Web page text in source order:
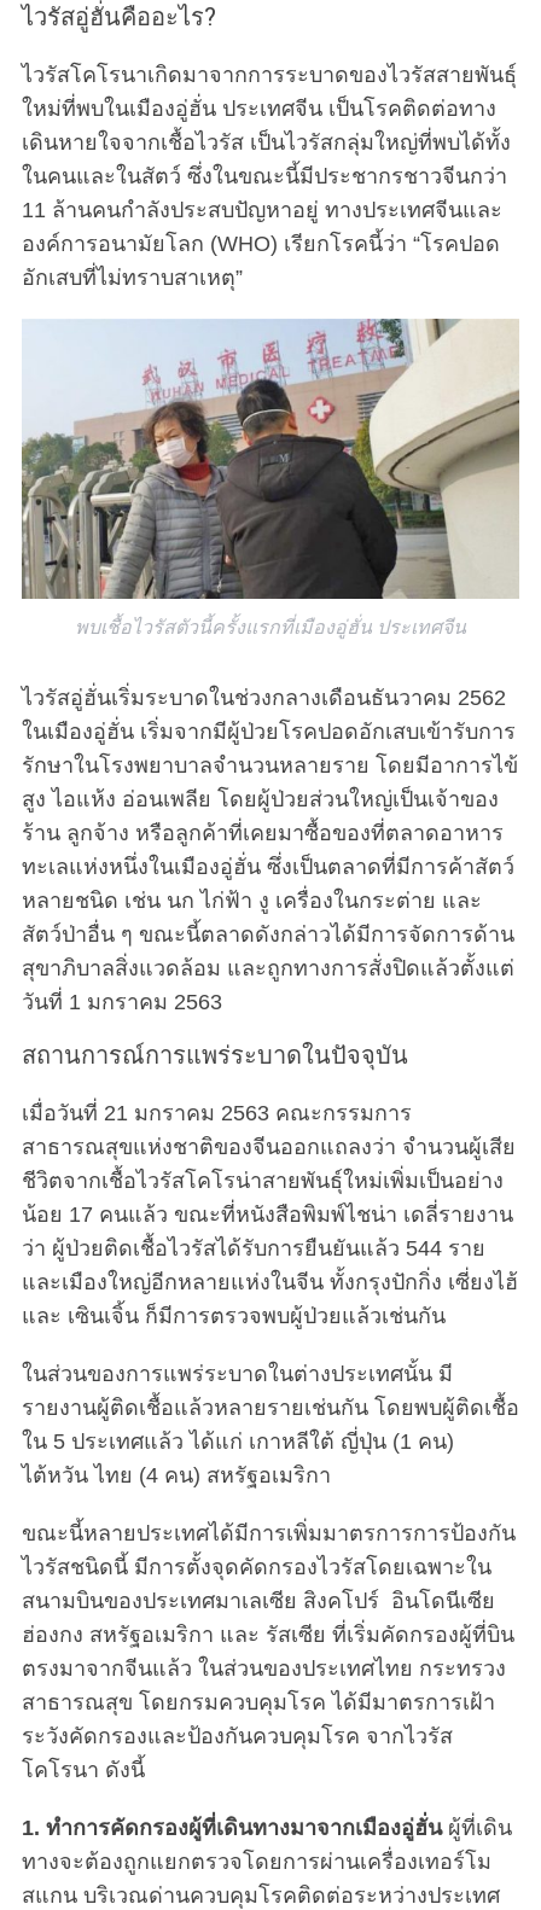
ไวรัสอู่ฮั่นคืออะไร?
ไวรัสโคโรนาเกิดมาจากการระบาดของไวรัสสายพันธุ์
ใหม่ที่พบในเมืองอู่ฮั่น ประเทศจีน เป็นโรคติดต่อทาง
เดินหายใจจากเชื้อไวรัส เป็นไวรัสกลุ่มใหญ่ที่พบได้ทั้ง
ในคนและในสัตว์ ซึ่งในขณะนี้มีประชากรชาวจีนกว่า
11 ล้านคนกำลังประสบปัญหาอยู่ ทางประเทศจีนและ
องค์การอนามัยโลก (WHO) เรียกโรคนี้ว่า “โรคปอด
อักเสบที่ไม่ทราบสาเหตุ”
พบเชื้อไวรัสตัวนี้ครั้งแรกที่เมืองอู่ฮั่น ประเทศจีน
ไวรัสอู่ฮั่นเริ่มระบาดในช่วงกลางเดือนธันวาคม 2562
ในเมืองอู่ฮั่น เริ่มจากมีผู้ป่วยโรคปอดอักเสบเข้ารับการ
รักษาในโรงพยาบาลจำนวนหลายราย โดยมีอาการไข้
สูง ไอแห้ง อ่อนเพลีย โดยผู้ป่วยส่วนใหญ่เป็นเจ้าของ
ร้าน ลูกจ้าง หรือลูกค้าที่เคยมาซื้อของที่ตลาดอาหาร
ทะเลแห่งหนึ่งในเมืองอู่ฮั่น ซึ่งเป็นตลาดที่มีการค้าสัตว์
หลายชนิด เช่น นก ไก่ฟ้า งู เครื่องในกระต่าย และ
สัตว์ป่าอื่น ๆ ขณะนี้ตลาดดังกล่าวได้มีการจัดการด้าน
สุขาภิบาลสิ่งแวดล้อม และถูกทางการสั่งปิดแล้วตั้งแต่
วันที่ 1 มกราคม 2563
สถานการณ์การแพร่ระบาดในปัจจุบัน
เมื่อวันที่ 21 มกราคม 2563 คณะกรรมการ
สาธารณสุขแห่งชาติของจีนออกแถลงว่า จำนวนผู้เสีย
ชีวิตจากเชื้อไวรัสโคโรน่าสายพันธุ์ใหม่เพิ่มเป็นอย่าง
น้อย 17 คนแล้ว ขณะที่หนังสือพิมพ์ไชน่า เดลี่รายงาน
ว่า ผู้ป่วยติดเชื้อไวรัสได้รับการยืนยันแล้ว 544 ราย
และเมืองใหญ่อีกหลายแห่งในจีน ทั้งกรุงปักกิ่ง เซี่ยงไฮ้
และ เซินเจิ้น ก็มีการตรวจพบผู้ป่วยแล้วเช่นกัน
ในส่วนของการแพร่ระบาดในต่างประเทศนั้น มี
รายงานผู้ติดเชื้อแล้วหลายรายเช่นกัน โดยพบผู้ติดเชื้อ
ใน 5 ประเทศแล้ว ได้แก่ เกาหลีใต้ ญี่ปุ่น (1 คน)
ไต้หวัน ไทย (4 คน) สหรัฐอเมริกา
ขณะนี้หลายประเทศได้มีการเพิ่มมาตรการการป้องกัน
ไวรัสชนิดนี้ มีการตั้งจุดคัดกรองไวรัสโดยเฉพาะใน
สนามบินของประเทศมาเลเซีย สิงคโปร์ อินโดนีเซีย
ฮ่องกง สหรัฐอเมริกา และ รัสเซีย ที่เริ่มคัดกรองผู้ที่บิน
ตรงมาจากจีนแล้ว ในส่วนของประเทศไทย กระทรวง
สาธารณสุข โดยกรมควบคุมโรค ได้มีมาตรการเฝ้า
ระวังคัดกรองและป้องกันควบคุมโรค จากไวรัส
โคโรนา ดังนี้
1. ทำการคัดกรองผู้ที่เดินทางมาจากเมืองอู่ฮั่นผู้ที่เดิน
ทางจะต้องถูกแยกตรวจโดยการผ่านเครื่องเทอร์โม
สแกน บริเวณด่านควบคุมโรคติดต่อระหว่างประเทศ